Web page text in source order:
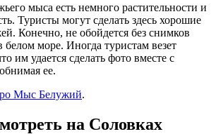
мыса есть немного растительности и
Туристы могут сделать здесь хорошие
Конечно, не обойдется без снимков
белом море. Иногда туристам везет
им удается сделать фото вместе с
ее.
Мыс Белужий.
на Соловках